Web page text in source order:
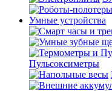
Умные устройства
Пульсоксиметры